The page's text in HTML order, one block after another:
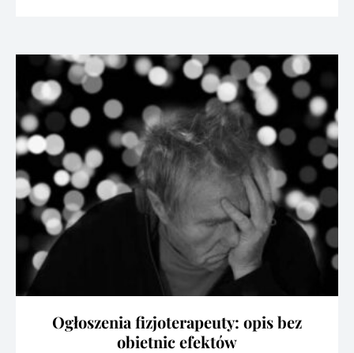
Ogłoszenia fizjoterapeuty: opis bez
obietnic efektów